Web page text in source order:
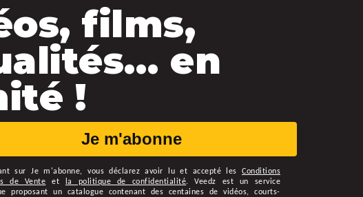
films,
en
!
Je m'abonne
surJe m'abonne, vous déclarez avoir lu et accepté lesConditions
de Vente et la politique de confidentialité.Veedz est un service
proposant un catalogue contenant des centaines de vidéos, courts-